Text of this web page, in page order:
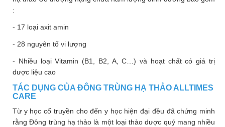
:
- 17 loại axit amin
- 28 nguyên tố vi lượng
- Nhiều loại Vitamin (B1, B2, A, C…) và hoạt chất có giá trị
dược liệu cao
TÁC DỤNG CỦA ĐÔNG TRÙNG HẠ THẢO ALLTIMES
CARE
Từ y học cổ truyền cho đến y học hiện đại đều đã chứng minh
rằng Đông trùng hạ thảo là một loại thảo dược quý mang nhiều